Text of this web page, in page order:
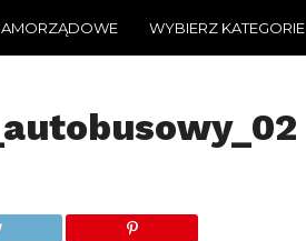
WYBIERZ KATEGORIE